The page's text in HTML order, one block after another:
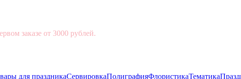
заказе от 3000 рублей.
для праздникаСервировкаПолиграфияФлористикаТематика